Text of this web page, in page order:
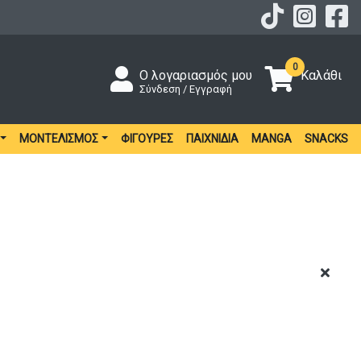
Ο λογαριασμός μου
Σύνδεση / Εγγραφή
0
Καλάθι
ΜΟΝΤΕΛΙΣΜΌΣ ΦΙΓΟΎΡΕΣ ΠΑΙΧΝΊΔΙΑ MANGA SNACKS